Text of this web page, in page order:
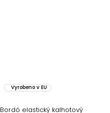
Vyrobeno v EU
Bordó elastický kalhotový